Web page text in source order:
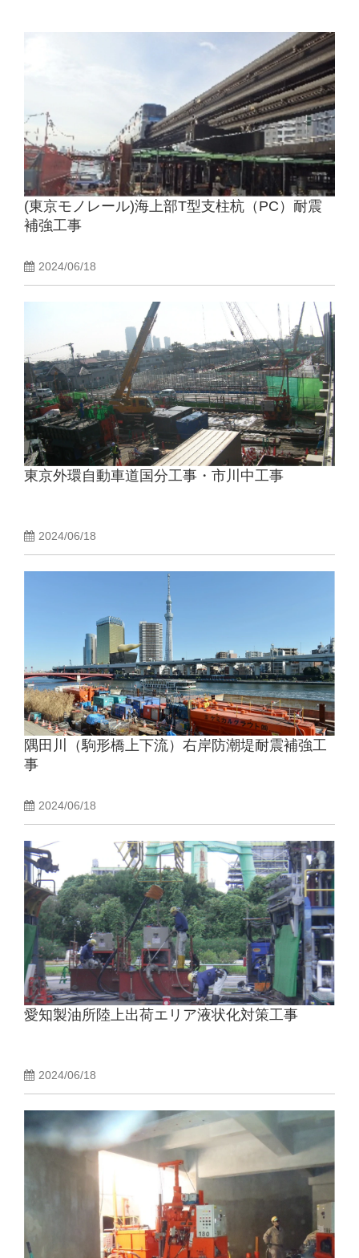
(東京モノレール)海上部T型支柱杭（PC）耐震
補強工事
2024/06/18
東京外環自動車道国分工事・市川中工事
2024/06/18
隅田川（駒形橋上下流）右岸防潮堤耐震補強工
事
2024/06/18
愛知製油所陸上出荷エリア液状化対策工事
2024/06/18